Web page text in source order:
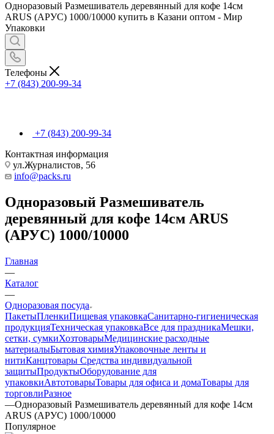
Одноразовый Размешиватель деревянный для кофе 14см
ARUS (АРУС) 1000/10000 купить в Казани оптом - Мир
Упаковки
Телефоны
+7 (843) 200-99-34
+7 (843) 200-99-34
Контактная информация
ул.Журналистов, 56
info@packs.ru
Одноразовый Размешиватель
деревянный для кофе 14см ARUS
(АРУС) 1000/10000
Главная
—
Каталог
—
Одноразовая посуда
ПакетыПленкиПищевая упаковкаСанитарно-гигиеническая
продукцияТехническая упаковкаВсе для праздникаМешки,
сетки, сумкиХозтоварыМедицинские расходные
материалыБытовая химияУпаковочные ленты и
нитиКанцтовары Средства индивидуальной
защитыПродуктыОборудование для
упаковкиАвтотоварыТовары для офиса и домаТовары для
торговлиРазное
—Одноразовый Размешиватель деревянный для кофе 14см
ARUS (АРУС) 1000/10000
Популярное